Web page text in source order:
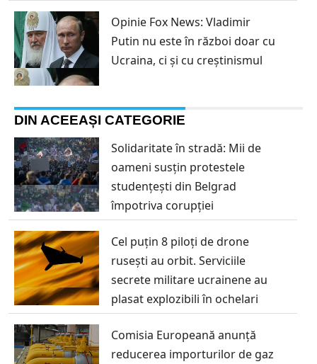
Opinie Fox News: Vladimir
Putin nu este în război doar cu
Ucraina, ci și cu creștinismul
DIN ACEEAȘI CATEGORIE
Solidaritate în stradă: Mii de
oameni susțin protestele
studențești din Belgrad
împotriva corupției
Cel puțin 8 piloți de drone
rusești au orbit. Serviciile
secrete militare ucrainene au
plasat explozibili în ochelari
Comisia Europeană anunță
reducerea importurilor de gaz